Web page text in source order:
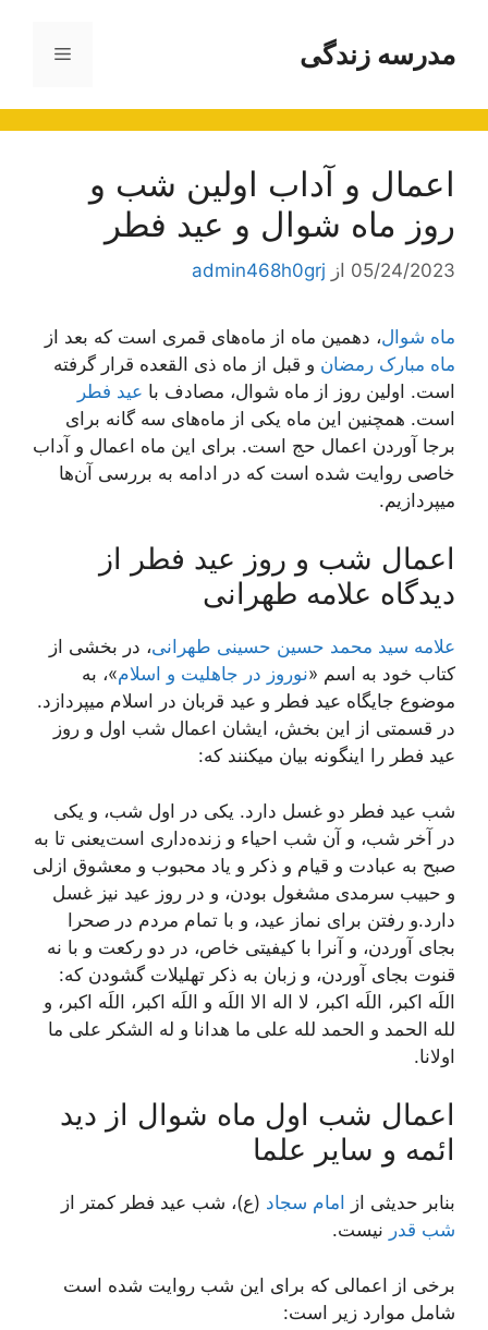
محتوامدرسه زندگی فهرست
اعمال و آداب اولین شب و
روز ماه شوال و عید فطر
05/24/2023 از admin468h0grj
ماه شوال، دهمین ماه از ماه‌های قمری است که بعد از
ماه مبارک رمضان و قبل از ماه ذی القعده قرار گرفته
است. اولین روز از ماه شوال، مصادف با عید فطر
است. همچنین این ماه یکی از ماه‌های سه گانه برای
برجا آوردن اعمال حج است. برای این ماه اعمال و آداب
خاصی روایت شده است که در ادامه به بررسی آن‌ها
میپردازیم.
اعمال شب و روز عید فطر از
دیدگاه علامه طهرانی
علامه سید محمد حسین حسینی طهرانی، در بخشی از
کتاب خود به اسم «نوروز در جاهلیت و اسلام»، به
موضوع جایگاه عید فطر و عید قربان در اسلام میپردازد.
در قسمتی از این بخش، ایشان اعمال شب اول و روز
عید فطر را اینگونه بیان میکنند که:
شب عيد فطر دو غسل دارد. يکى در اول شب، و يکى
در آخر شب، و آن شب احياء و زنده‌دارى است‌يعنى تا به
صبح به عبادت و قيام و ذکر و ياد محبوب و معشوق ازلى
و حبيب سرمدى مشغول بودن، و در روز عيد نيز غسل
دارد.و رفتن براى نماز عيد، و با تمام مردم در صحرا
بجاى آوردن، و آنرا با کيفيتى خاص، در دو رکعت و با نه
قنوت بجاى آوردن، و زبان به ذکر تهليلات گشودن که:
اللَه اکبر، اللَه اکبر، لا اله الا اللَه و اللَه اکبر، اللَه اکبر، و
لله الحمد و الحمد لله على ما هدانا و له الشکر على ما
اولانا.
اعمال شب اول ماه شوال از دید
ائمه و سایر علما
بنابر حدیثی از امام سجاد (ع)، شب عید فطر کمتر از
شب قدر نیست.
برخی از اعمالی که برای این شب روایت شده است
شامل موارد زیر است: